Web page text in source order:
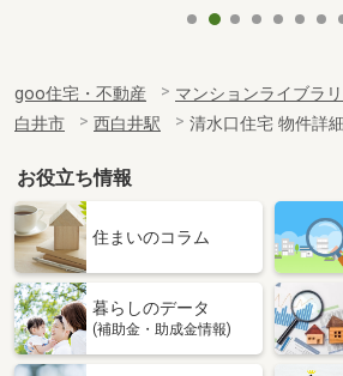
goo住宅・不動産 マンションライブラ
白井市
西白井駅 清水口住宅 物件詳細
お役立ち情報
住まいのコラム
暮らしのデータ
(補助金・助成金情報)